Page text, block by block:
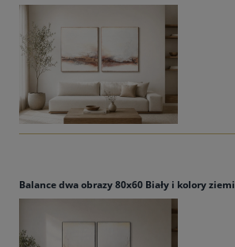
Balance dwa obrazy 80x60 Biały i kolory ziemi